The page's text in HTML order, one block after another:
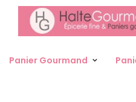
Panier Gourmand